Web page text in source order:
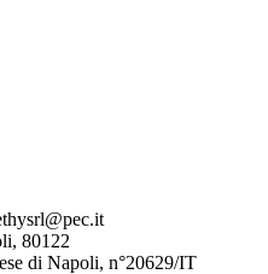
80122
di Napoli, n°20629/IT